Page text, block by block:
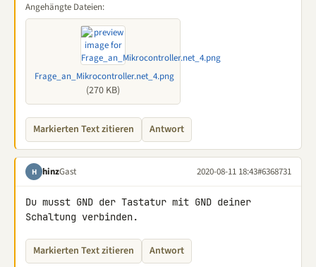
Angehängte Dateien:
Frage_an_Mikrocontroller.net_4.png
(270 KB)
Markierten Text zitieren Antwort
H hinzGast 2020-08-11 18:43#6368731
Du musst GND der Tastatur mit GND deiner
Schaltung verbinden.
Markierten Text zitieren Antwort